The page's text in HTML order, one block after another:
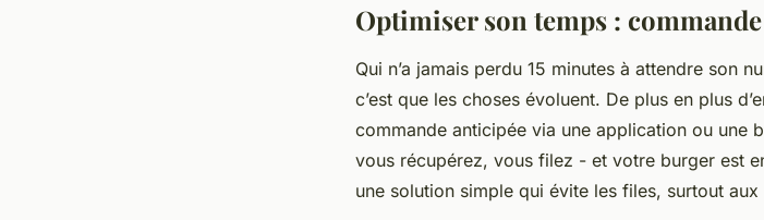
Optimiser son temps :
Qui n’a jamais perdu 15 minutes à attendre son
c’est que les choses évoluent. De plus en plus
commande anticipée via une application ou une
vous récupérez, vous filez - et votre burger est
une solution simple qui évite les files, surtout aux